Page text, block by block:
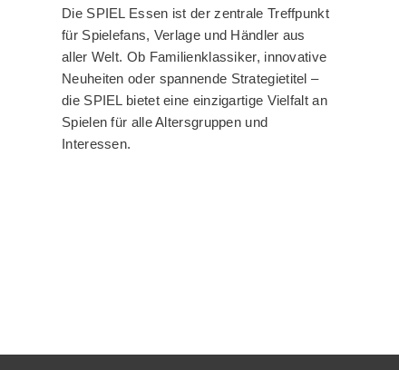
Die SPIEL Essen ist der zentrale Treffpunkt
für Spielefans, Verlage und Händler aus
aller Welt. Ob Familienklassiker, innovative
Neuheiten oder spannende Strategietitel –
die SPIEL bietet eine einzigartige Vielfalt an
Spielen für alle Altersgruppen und
Interessen.